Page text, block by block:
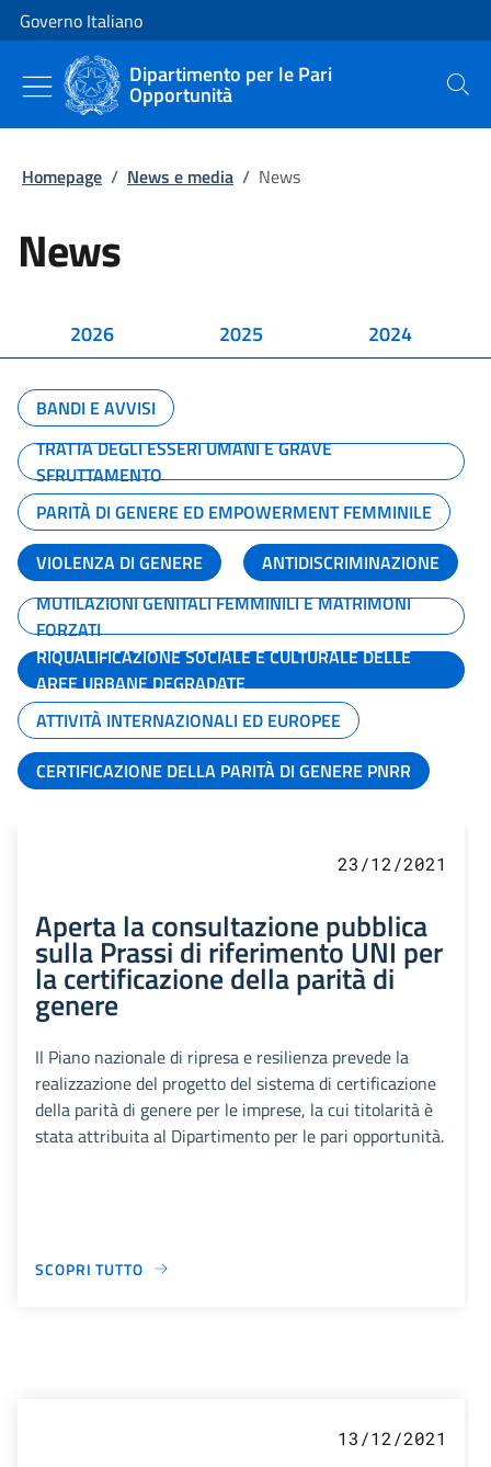
Vai al contenuto
Vai alla navigazione del sito
Governo Italiano
Dipartimento per le Pari
Opportunità Cerca
Homepage / News e media / News
News
2026 2025 2024
BANDI E AVVISI
TRATTA DEGLI ESSERI UMANI E GRAVE
SFRUTTAMENTO
PARITÀ DI GENERE ED EMPOWERMENT FEMMINILE
VIOLENZA DI GENERE
ANTIDISCRIMINAZIONE
MUTILAZIONI GENITALI FEMMINILI E MATRIMONI
FORZATI
RIQUALIFICAZIONE SOCIALE E CULTURALE DELLE
AREE URBANE DEGRADATE
ATTIVITÀ INTERNAZIONALI ED EUROPEE
CERTIFICAZIONE DELLA PARITÀ DI GENERE PNRR
23/12/2021
Aperta la consultazione pubblica
sulla Prassi di riferimento UNI per
la certificazione della parità di
genere
Il Piano nazionale di ripresa e resilienza prevede la
realizzazione del progetto del sistema di certificazione
della parità di genere per le imprese, la cui titolarità è
stata attribuita al Dipartimento per le pari opportunità.
SCOPRI TUTTO
13/12/2021